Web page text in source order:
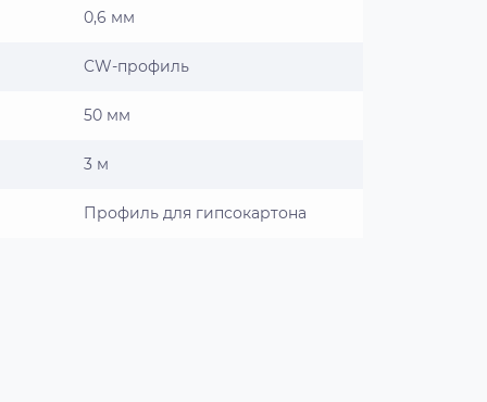
0,6 мм
CW-профиль
50 мм
3 м
Профиль для гипсокартона